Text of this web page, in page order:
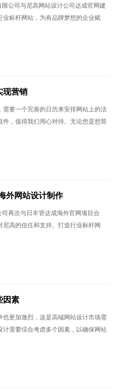
公司与尼高网站设计公司达成官网建
标杆网站，为有品牌梦想的企业赋
现营销
要一个完善的日历来安排网站上的活
，值得我们用心对待。无论您是想简
外网站设计制作
再次与日丰管达成海外官网项目合
高的信任和支持。打造行业标杆网
因素
更加激烈，这是高端网站设计市场需
需要综合考虑多个因素，以确保网站